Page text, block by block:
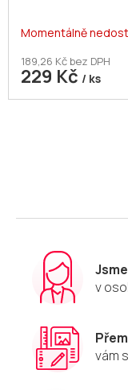
Momentálně
189,26 Kč bez DPH
229 Kč / ks
v
vám